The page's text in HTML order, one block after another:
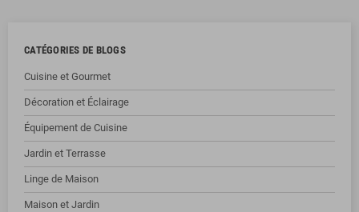
CATÉGORIES DE BLOGS
Cuisine et Gourmet
Décoration et Éclairage
Équipement de Cuisine
Jardin et Terrasse
Linge de Maison
Maison et Jardin